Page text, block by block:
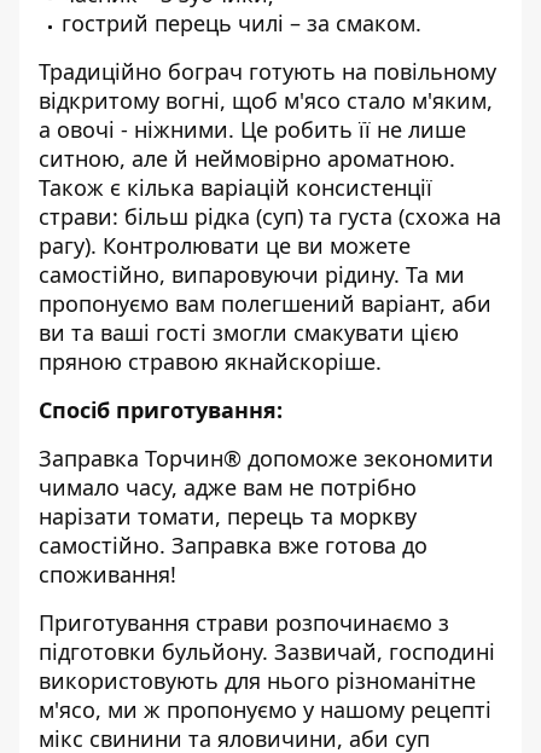
гострий перець чилі – за смаком.
Традиційно бограч готують на повільному
відкритому вогні, щоб м'ясо стало м'яким,
а овочі - ніжними. Це робить її не лише
ситною, але й неймовірно ароматною.
Також є кілька варіацій консистенції
страви: більш рідка (суп) та густа (схожа на
рагу). Контролювати це ви можете
самостійно, випаровуючи рідину. Та ми
пропонуємо вам полегшений варіант, аби
ви та ваші гості змогли смакувати цією
пряною стравою якнайскоріше.
Спосіб приготування:
Заправка Торчин® допоможе зекономити
чимало часу, адже вам не потрібно
нарізати томати, перець та моркву
самостійно. Заправка вже готова до
споживання!
Приготування страви розпочинаємо з
підготовки бульйону. Зазвичай, господині
використовують для нього різноманітне
м'ясо, ми ж пропонуємо у нашому рецепті
мікс свинини та яловичини, аби суп